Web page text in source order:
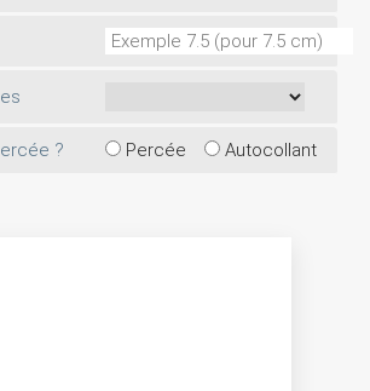
? Percée Autocollant